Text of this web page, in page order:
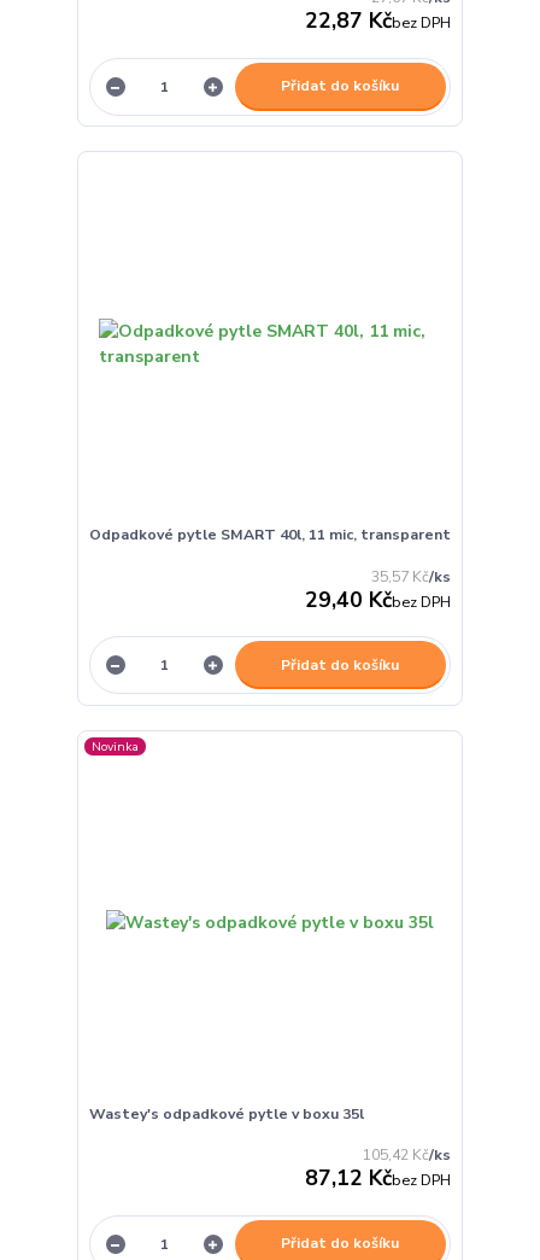
22,87 Kčbez DPH
Přidat do košíku
Odpadkové pytle SMART 40l, 11 mic, transparent
35,57 Kč/ks
29,40 Kčbez DPH
Přidat do košíku
Novinka
Wastey's odpadkové pytle v boxu 35l
105,42 Kč/ks
87,12 Kčbez DPH
Přidat do košíku